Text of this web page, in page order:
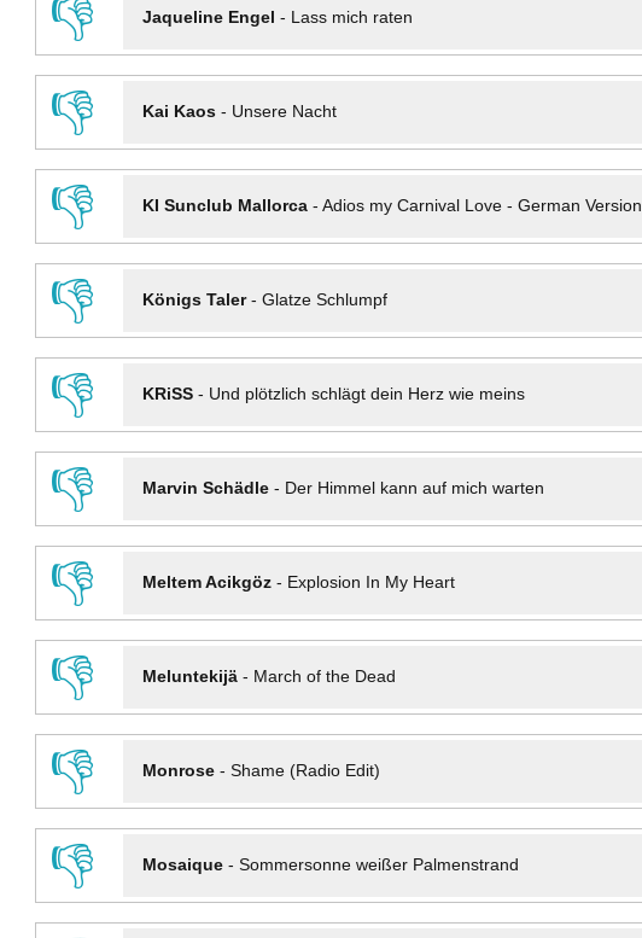
👎
Jaqueline Engel - Lass mich raten
👎
Kai Kaos- Unsere Nacht
👎
KI Sunclub Mallorca- Adios my Carnival Love - German Version
👎
Königs Taler- Glatze Schlumpf
👎
KRiSS- Und plötzlich schlägt dein Herz wie meins
👎
Marvin Schädle- Der Himmel kann auf mich warten
👎
Meltem Acikgöz- Explosion In My Heart
👎
Meluntekijä- March of the Dead
👎
Monrose- Shame (Radio Edit)
👎
Mosaique- Sommersonne weißer Palmenstrand